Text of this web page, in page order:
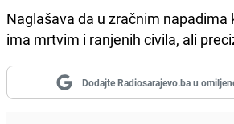
Naglašava da u zračnim napadima
ima mrtvim i ranjenih civila, ali
Dodajte Radiosarajevo.ba u